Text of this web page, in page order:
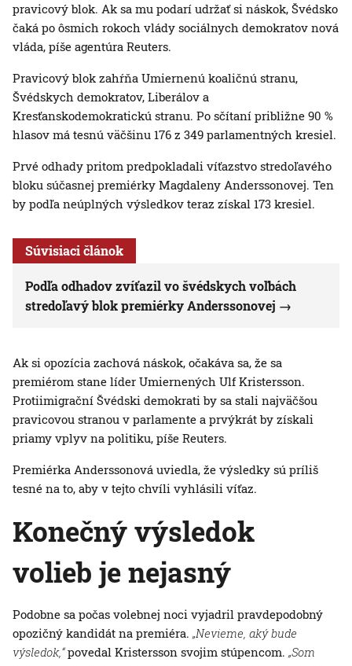
pravicový blok. Ak sa mu podarí udržať si náskok, Švédsko
čaká po ôsmich rokoch vlády sociálnych demokratov nová
vláda, píše agentúra Reuters.
Pravicový blok zahŕňa Umiernenú koaličnú stranu,
Švédskych demokratov, Liberálov a
Kresťanskodemokratickú stranu. Po sčítaní približne 90 %
hlasov má tesnú väčšinu 176 z 349 parlamentných kresiel.
Prvé odhady pritom predpokladali víťazstvo stredoľavého
bloku súčasnej premiérky Magdaleny Anderssonovej. Ten
by podľa neúplných výsledkov teraz získal 173 kresiel.
Súvisiaci článok
Podľa odhadov zvíťazil vo švédskych voľbách
stredoľavý blok premiérky Anderssonovej
Ak si opozícia zachová náskok, očakáva sa, že sa
premiérom stane líder Umiernených Ulf Kristersson.
Protiimigrační Švédski demokrati by sa stali najväčšou
pravicovou stranou v parlamente a prvýkrát by získali
priamy vplyv na politiku, píše Reuters.
Premiérka Anderssonová uviedla, že výsledky sú príliš
tesné na to, aby v tejto chvíli vyhlásili víťaz.
Konečný výsledok
volieb je nejasný
Podobne sa počas volebnej noci vyjadril pravdepodobný
opozičný kandidát na premiéra. „Nevieme, aký bude
výsledok,“povedal Kristersson svojim stúpencom. „Som